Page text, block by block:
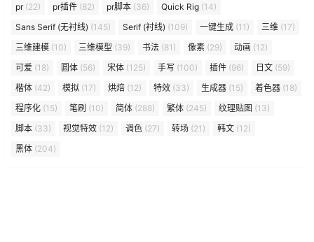
pr(22) pr插件 (82) pr脚本 (36) Quick Rig (14)
Sans Serif (无衬线) (145) Serif (衬线) (109) 一键生成 (11) 三维 (17)
三维建模 (10) 三维模型 (39) 书法 (81) 像素 (29) 动画 (12)
可爱 (18) 圆体 (56) 宋体 (125) 手写 (100) 插件 (96) 日文 (59)
楷体 (42) 模拟 (17) 烘焙 (12) 特效 (33) 生成器 (15) 着色器 (18)
程序化 (15) 笔刷 (10) 简体 (288) 繁体 (245) 纹理贴图 (13)
脚本 (33) 视觉特效 (12) 调色 (27) 转场 (21) 韩文 (12)
黑体 (204)